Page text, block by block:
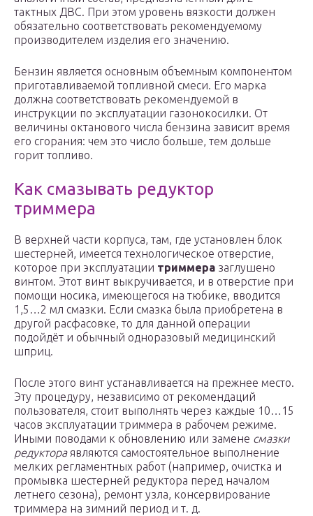
тактных ДВС. При этом уровень вязкости должен
обязательно соответствовать рекомендуемому
производителем изделия его значению.
Бензин является основным объемным компонентом
приготавливаемой топливной смеси. Его марка
должна соответствовать рекомендуемой в
инструкции по эксплуатации газонокосилки. От
величины октанового числа бензина зависит время
его сгорания: чем это число больше, тем дольше
горит топливо.
Как смазывать редуктор
триммера
В верхней части корпуса, там, где установлен блок
шестерней, имеется технологическое отверстие,
которое при эксплуатации триммера заглушено
винтом. Этот винт выкручивается, и в отверстие при
помощи носика, имеющегося на тюбике, вводится
1,5…2 мл смазки. Если смазка была приобретена в
другой расфасовке, то для данной операции
подойдёт и обычный одноразовый медицинский
шприц.
После этого винт устанавливается на прежнее место.
Эту процедуру, независимо от рекомендаций
пользователя, стоит выполнять через каждые 10…15
часов эксплуатации триммера в рабочем режиме.
Иными поводами к обновлению или замене смазки
редуктораявляются самостоятельное выполнение
мелких регламентных работ (например, очистка и
промывка шестерней редуктора перед началом
летнего сезона), ремонт узла, консервирование
триммера на зимний период и т. д.